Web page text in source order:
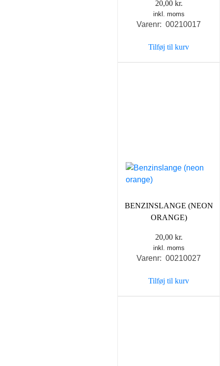
20,00 kr.
inkl. moms
Varenr: 00210017
Tilføj til kurv
BENZINSLANGE (NEON
ORANGE)
20,00 kr.
inkl. moms
Varenr: 00210027
Tilføj til kurv